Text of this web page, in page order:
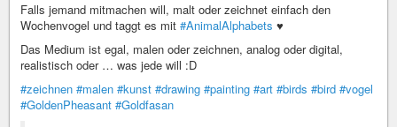
Falls jemand mitmachen will, malt oder zeichnet einfach den
Wochenvogel und taggt es mit #AnimalAlphabets ♥
Das Medium ist egal, malen oder zeichnen, analog oder digital,
realistisch oder … was jede will :D
#zeichnen #malen #kunst #drawing #painting #art #birds #bird #vogel
#GoldenPheasant #Goldfasan